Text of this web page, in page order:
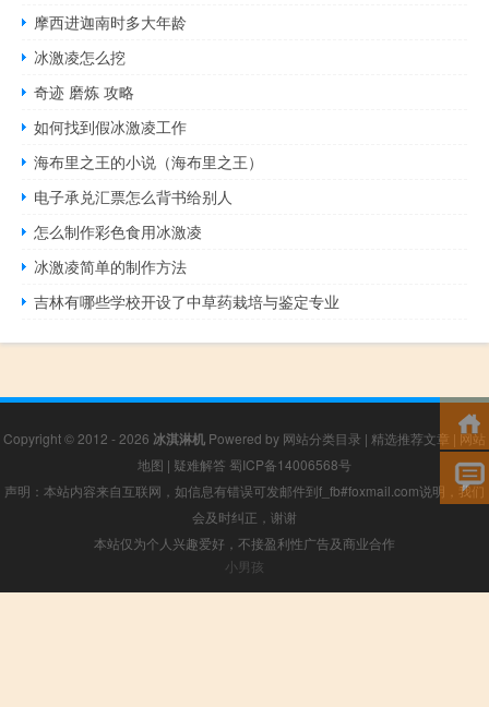
摩西进迦南时多大年龄
冰激凌怎么挖
奇迹 磨炼 攻略
如何找到假冰激凌工作
海布里之王的小说（海布里之王）
电子承兑汇票怎么背书给别人
怎么制作彩色食用冰激凌
冰激凌简单的制作方法
吉林有哪些学校开设了中草药栽培与鉴定专业
Copyright © 2012 - 2026 冰淇淋机 Powered by 网站分类目录 | 精选推荐文章 | 网站
地图 | 疑难解答 蜀ICP备14006568号
声明：本站内容来自互联网，如信息有错误可发邮件到f_fb#foxmail.com说明，我们
会及时纠正，谢谢
本站仅为个人兴趣爱好，不接盈利性广告及商业合作
小男孩